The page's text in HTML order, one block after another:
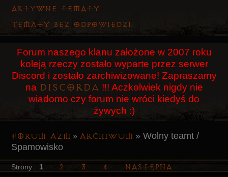
Główna
Użytkownicy
Szukaj
Rejestracja
Logowanie
Aktywne tematy
Tematy bez odpowiedzi
Forum naszego klanu założone w 2007 roku
koleją rzeczy zostało wyparte przez serwer
Discord i zostało zarchiwizowane! Zapraszamy
na Discorda !!! Aczkolwiek nigdy nie
wiadomo czy forum nie wróci kiedyś do
żywych :)
Forum AZM » Archiwum »Wolny teamt /
Spamowisko
Strony 1 2 3 4
Następna